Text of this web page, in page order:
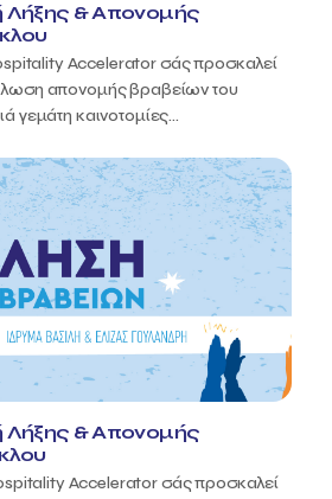
Λήξης & Απονομής
Accelerator σάς προσκαλεί
απονομής βραβείων του
γεμάτη καινοτομίες...
Λήξης & Απονομής
Accelerator σάς προσκαλεί